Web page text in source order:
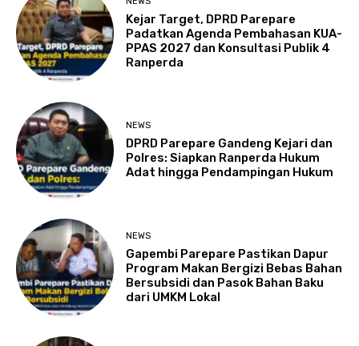
Kejar Target, DPRD Parepare
Padatkan Agenda Pembahasan KUA-
PPAS 2027 dan Konsultasi Publik 4
Ranperda
NEWS
DPRD Parepare Gandeng Kejari dan
Polres: Siapkan Ranperda Hukum
Adat hingga Pendampingan Hukum
NEWS
Gapembi Parepare Pastikan Dapur
Program Makan Bergizi Bebas Bahan
Bersubsidi dan Pasok Bahan Baku
dari UMKM Lokal